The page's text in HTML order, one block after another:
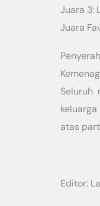
Juara 3:
Juara
Seluruh
atas
Editor: